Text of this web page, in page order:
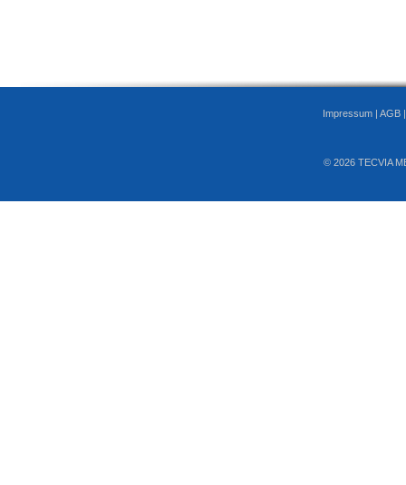
Impressum | AGB
© 2026 TECVIA